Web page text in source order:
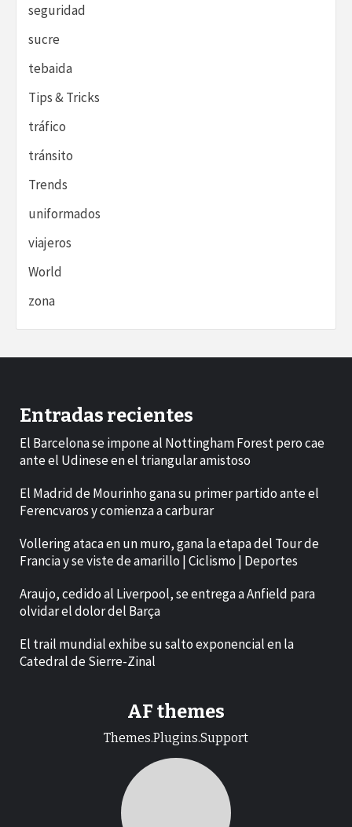
seguridad
sucre
tebaida
Tips & Tricks
tráfico
tránsito
Trends
uniformados
viajeros
World
zona
Entradas recientes
El Barcelona se impone al Nottingham Forest pero cae
ante el Udinese en el triangular amistoso
El Madrid de Mourinho gana su primer partido ante el
Ferencvaros y comienza a carburar
Vollering ataca en un muro, gana la etapa del Tour de
Francia y se viste de amarillo | Ciclismo | Deportes
Araujo, cedido al Liverpool, se entrega a Anfield para
olvidar el dolor del Barça
El trail mundial exhibe su salto exponencial en la
Catedral de Sierre-Zinal
AF themes
Themes.Plugins.Support